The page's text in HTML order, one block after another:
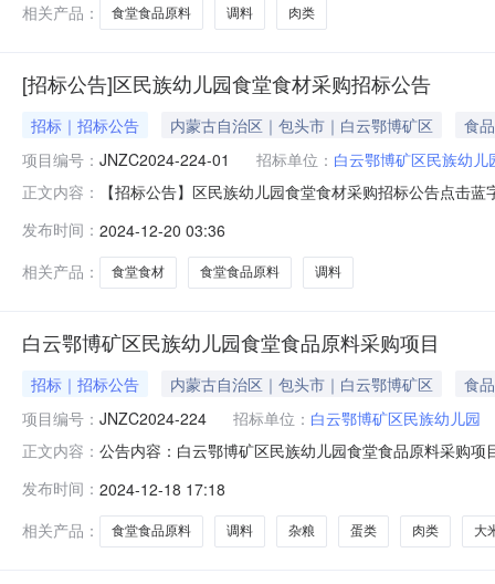
相关产品：
食堂食品原料 调料 肉类
[招标公告]区民族幼儿园食堂食材采购招标公告
招标｜招标公告 内蒙古自治区｜包头市｜白云鄂博矿区
食
项目编号： JNZC2024-224-01 招标单位： 白云鄂博矿区民族幼儿
正文内容：
【招标公告】区民族幼儿园食堂食材采购招标公告点击
加，具体要求如下：项目名称白云鄂博矿区民族幼儿园
鄂博矿区民族幼儿园调料、奶类、杂粮
发布时间： 2024-12-20 03:36
相关产品：
食堂食材 食堂食品原料 调料
白云鄂博矿区民族幼儿园食堂食品原料采购项目
招标｜招标公告 内蒙古自治区｜包头市｜白云鄂博矿区
食
项目编号： JNZC2024-224 招标单位： 白云鄂博矿区民族幼儿园
正文内容： 公告内容：白云鄂博矿区民族幼儿园食堂食品原料采购
招标条件，现招标方式为公开招标。二、项目概况和招
白云鄂博矿区民族幼儿园调料、
发布时间： 2024-12-18 17:18
相关产品：
食堂食品原料 调料 杂粮 蛋类 肉类 大